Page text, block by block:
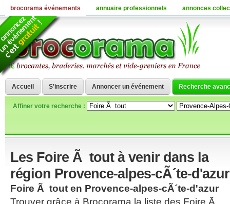
Accueil S'inscrire Annoncer un événement Recherche
Affiner votre recherche :
Les Foire Ã tout à venir dans la
région Provence-alpes-cÃ´te-d'azur
Foire Ã tout en Provence-alpes-cÃ´te-d'azur
Trouver grâce à Brocorama la liste des Foire Ã
brocorama événements annuaire professionnels annonces